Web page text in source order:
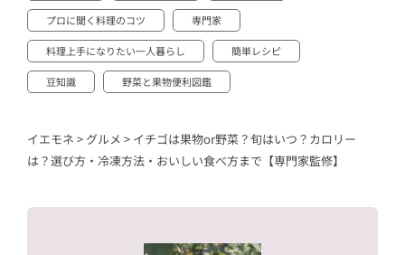
プロに聞く料理のコツ 専門家
料理上手になりたい一人暮らし 簡単レシピ
豆知識 野菜と果物便利図鑑
イエモネ > グルメ > イチゴは果物or野菜？旬はいつ？カロリー
は？選び方・冷凍方法・おいしい食べ方まで【専門家監修】